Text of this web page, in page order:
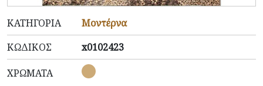
ΚΑΤΗΓΟΡΊΑ
Μοντέρνα
ΚΩΔΙΚΌΣ
x0102423
ΧΡΏΜΑΤΑ